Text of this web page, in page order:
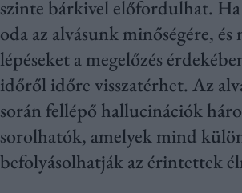
szinte bárkivel előfordulhat.
oda az alvásunk minőségére,
lépéseket a megelőzés
időről időre visszatérhet. Az
során fellépő hallucinációk
sorolhatók, amelyek mind
befolyásolhatják az érintettek